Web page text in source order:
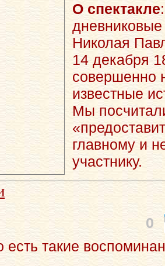
О спектакле
Николая
14 декабря
совершенно
известные
Мы
главному и
участнику.
0
есть такие